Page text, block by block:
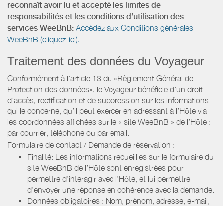
reconnaît avoir lu et accepté les limites de
responsabilités et les conditions d’utilisation des
services WeeBnB: Accédez aux Conditions générales
WeeBnB (cliquez-ici).
Traitement des données du Voyageur
Conformément à l'article 13 du «Règlement Général de
Protection des données», le Voyageur bénéficie d’un droit
d’accès, rectification et de suppression sur les informations
qui le concerne, qu’il peut exercer en adressant à l’Hôte via
les coordonnées affichées sur le « site WeeBnB » de l’Hôte :
par courrier, téléphone ou par email.
Formulaire de contact / Demande de réservation :
Finalité: Les informations recueillies sur le formulaire du
site WeeBnB de l’Hôte sont enregistrées pour
permettre d’interagir avec l’Hôte, et lui permettre
d’envoyer une réponse en cohérence avec la demande.
Données obligatoires : Nom, prénom, adresse, e-mail,